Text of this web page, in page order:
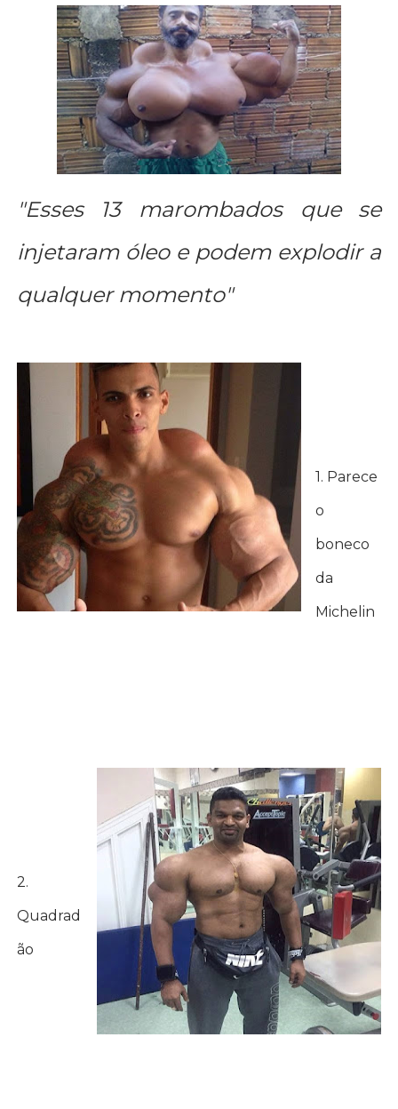
"Esses 13 marombados que se
injetaram óleo e podem explodir a
qualquer momento"
1. Parece
o
boneco
da
Michelin
2.
Quadrad
ão